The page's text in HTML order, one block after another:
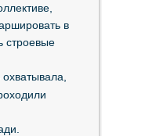
в
строевые